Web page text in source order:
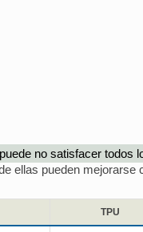
no satisfacer todos
ellas pueden
TPU